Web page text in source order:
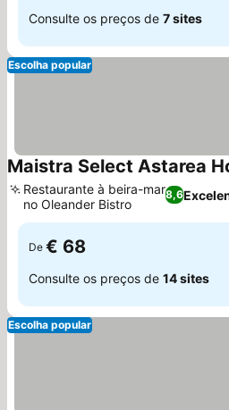
Consulte os preços de 7 sites
Escolha popular
Maistra Select Astarea
8,6
Restaurante à beira-mar
no Oleander Bistro
De € 68
Consulte os preços de 14 sites
Escolha popular